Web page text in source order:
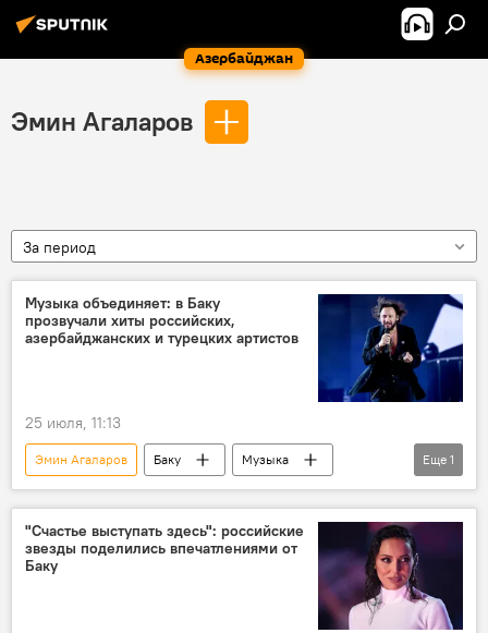
Азербайджан
Эмин Агаларов
За период
Музыка объединяет: в Баку
прозвучали хиты российских,
азербайджанских и турецких артистов
25 июля, 11:13
Эмин Агаларов Баку
Музыка
Певец
Еще 1
"Счастье выступать здесь": российские
звезды поделились впечатлениями от
Баку